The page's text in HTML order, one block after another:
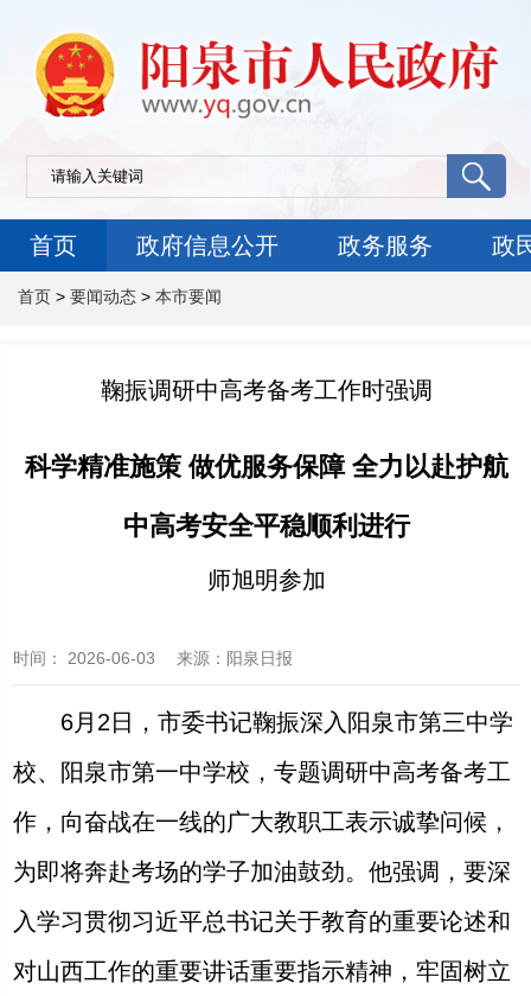
首页 政府信息公开 政务服务 政
首页 > 要闻动态 > 本市要闻
鞠振调研中高考备考工作时强调
科学精准施策 做优服务保障 全力以赴护航
中高考安全平稳顺利进行
师旭明参加
时间： 2026-06-03 来源 ：阳泉日报
6月2日，市委书记鞠振深入阳泉市第三中学
校、阳泉市第一中学校，专题调研中高考备考工
作，向奋战在一线的广大教职工表示诚挚问候，
为即将奔赴考场的学子加油鼓劲。他强调，要深
入学习贯彻习近平总书记关于教育的重要论述和
对山西工作的重要讲话重要指示精神，牢固树立